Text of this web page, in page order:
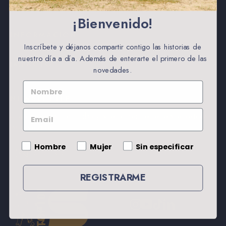
FOOTER - TINTOREMUS STTUDIO
INFORMACIÓN
IMPACTO
Únete a nuestra comunidad y sé el primero en enterarte de todas
las novedades.
SuscríbeteSuscribir
¡Bienvenido!
Inscríbete y déjanos compartir contigo las historias de
nuestro día a día. Además de enterarte el primero de las
novedades.
NOMBRE
EMAIL
Gender
Hombre Mujer Sin especificar
REGISTRARME